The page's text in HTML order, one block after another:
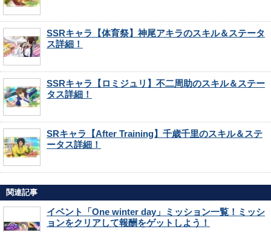
SSRキャラ【体育祭】神尾アキラのスキル＆ステータ
ス詳細！
SSRキャラ【ロミジュリ】不二周助のスキル＆ステー
タス詳細！
SRキャラ【After Training】千歳千里のスキル＆ステ
ータス詳細！
関連記事
イベント「One winter day」ミッション一覧！ミッシ
ョンをクリアして報酬をゲットしよう！